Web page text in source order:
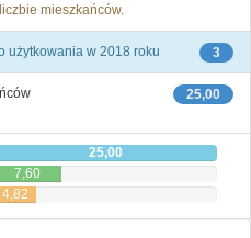
mieszkańców.
3
użytkowania w 2018 roku
25,00
25,00
7,60
4,82